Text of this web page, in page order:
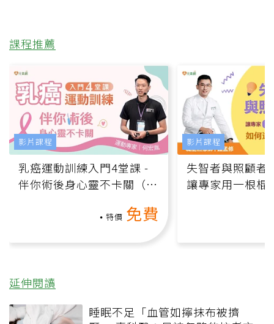
課程推薦
乳癌運動訓練入門4堂課 -
伴你術後身心靈不卡關（線
特價 免費
影片課程
失智者與照顧者
讓專家用一根棍
影片課程
延伸閱讀
睡眠不足「血管如擰抹布被擠